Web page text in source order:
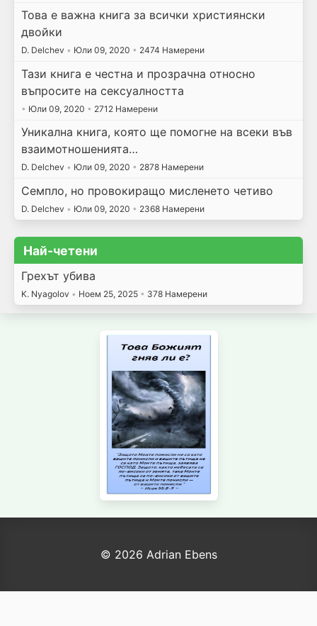
Това е важна книга за всички християнски
двойки
D. Delchev • Юли 09, 2020 • 2474 Намерени
Тази книга е честна и прозрачна относно
въпросите на сексуалността
• Юли 09, 2020 • 2712 Намерени
Уникална книга, която ще помогне на всеки във
взаимотношенията…
D. Delchev • Юли 09, 2020 • 2878 Намерени
Семпло, но провокиращо мисленето четиво
D. Delchev • Юли 09, 2020 • 2368 Намерени
Най-четени
Грехът убива
K. Nyagolov • Ноем 25, 2025 • 378 Намерени
© 2026 Adrian Ebens